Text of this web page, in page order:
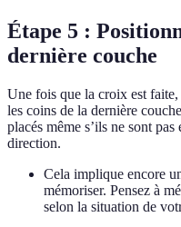
Étape 5 :
dernière couche
Une fois que la croix est
les coins de la dernière
placés même s’ils ne sont
direction.
Cela implique encore
mémoriser. Pensez à
selon la situation de